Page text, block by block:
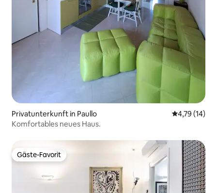
Privatunterkunft in Paullo
4,79 (14)
Komfortables neues Haus.
Gäste-Favorit
Gäste-Favorit